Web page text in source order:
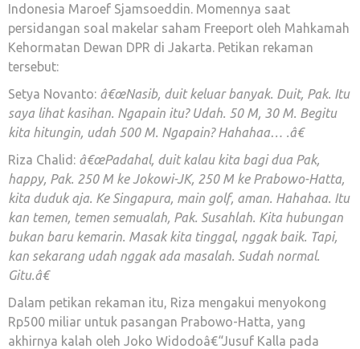
Indonesia Maroef Sjamsoeddin. Momennya saat
persidangan soal makelar saham Freeport oleh Mahkamah
Kehormatan Dewan DPR di Jakarta. Petikan rekaman
tersebut:
Setya Novanto: â€œNasib, duit keluar banyak. Duit, Pak. Itu
saya lihat kasihan. Ngapain itu? Udah. 50 M, 30 M. Begitu
kita hitungin, udah 500 M. Ngapain? Hahahaa… .â€
Riza Chalid: â€œPadahal, duit kalau kita bagi dua Pak,
happy, Pak. 250 M ke Jokowi-JK, 250 M ke Prabowo-Hatta,
kita duduk aja. Ke Singapura, main golf, aman. Hahahaa. Itu
kan temen, temen semualah, Pak. Susahlah. Kita hubungan
bukan baru kemarin. Masak kita tinggal, nggak baik. Tapi,
kan sekarang udah nggak ada masalah. Sudah normal.
Gitu.â€
Dalam petikan rekaman itu, Riza mengakui menyokong
Rp500 miliar untuk pasangan Prabowo-Hatta, yang
akhirnya kalah oleh Joko Widodoâ€“Jusuf Kalla pada